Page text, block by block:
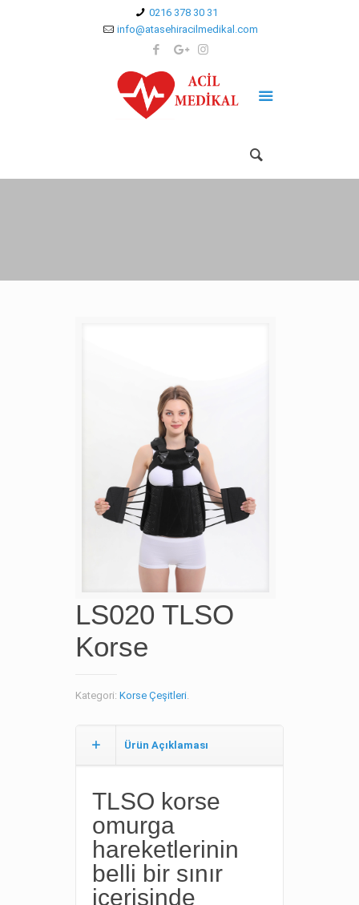
0216 378 30 31
info@atasehiracilmedikal.com
LS020 TLSO
Korse
Kategori: Korse Çeşitleri.
Ürün Açıklaması
TLSO korse
omurga
hareketlerinin
belli bir sınır
içerisinde